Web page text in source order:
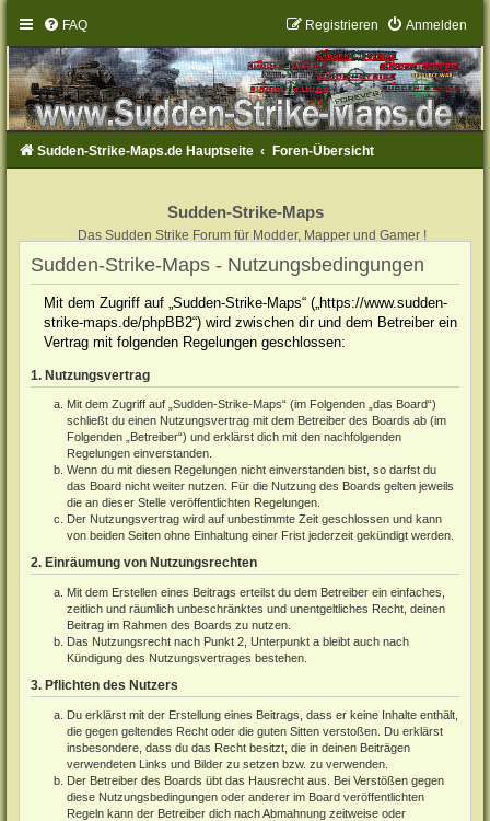
FAQ Anmelden
Registrieren
Sudden-Strike-Maps.de Hauptseite Foren-Übersicht
Sudden-Strike-Maps
Das Sudden Strike Forum für Modder, Mapper und Gamer !
Sudden-Strike-Maps - Nutzungsbedingungen
Mit dem Zugriff auf „Sudden-Strike-Maps“ („https://www.sudden-
strike-maps.de/phpBB2“) wird zwischen dir und dem Betreiber ein
Vertrag mit folgenden Regelungen geschlossen:
1. Nutzungsvertrag
Mit dem Zugriff auf „Sudden-Strike-Maps“ (im Folgenden „das Board“)
schließt du einen Nutzungsvertrag mit dem Betreiber des Boards ab (im
Folgenden „Betreiber“) und erklärst dich mit den nachfolgenden
Regelungen einverstanden.
Wenn du mit diesen Regelungen nicht einverstanden bist, so darfst du
das Board nicht weiter nutzen. Für die Nutzung des Boards gelten jeweils
die an dieser Stelle veröffentlichten Regelungen.
Der Nutzungsvertrag wird auf unbestimmte Zeit geschlossen und kann
von beiden Seiten ohne Einhaltung einer Frist jederzeit gekündigt werden.
2. Einräumung von Nutzungsrechten
Mit dem Erstellen eines Beitrags erteilst du dem Betreiber ein einfaches,
zeitlich und räumlich unbeschränktes und unentgeltliches Recht, deinen
Beitrag im Rahmen des Boards zu nutzen.
Das Nutzungsrecht nach Punkt 2, Unterpunkt a bleibt auch nach
Kündigung des Nutzungsvertrages bestehen.
3. Pflichten des Nutzers
Du erklärst mit der Erstellung eines Beitrags, dass er keine Inhalte enthält,
die gegen geltendes Recht oder die guten Sitten verstoßen. Du erklärst
insbesondere, dass du das Recht besitzt, die in deinen Beiträgen
verwendeten Links und Bilder zu setzen bzw. zu verwenden.
Der Betreiber des Boards übt das Hausrecht aus. Bei Verstößen gegen
diese Nutzungsbedingungen oder anderer im Board veröffentlichten
Regeln kann der Betreiber dich nach Abmahnung zeitweise oder